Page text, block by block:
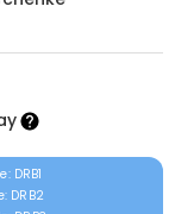
DRB1
DRB2